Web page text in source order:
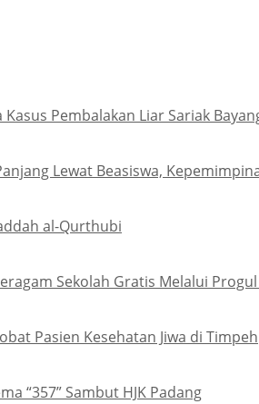
Pembalakan Liar Sariak
Lewat Beasiswa,
al-Qurthubi
Sekolah Gratis Melalui
Pasien Kesehatan Jiwa di Timpeh
“357” Sambut HJK Padang